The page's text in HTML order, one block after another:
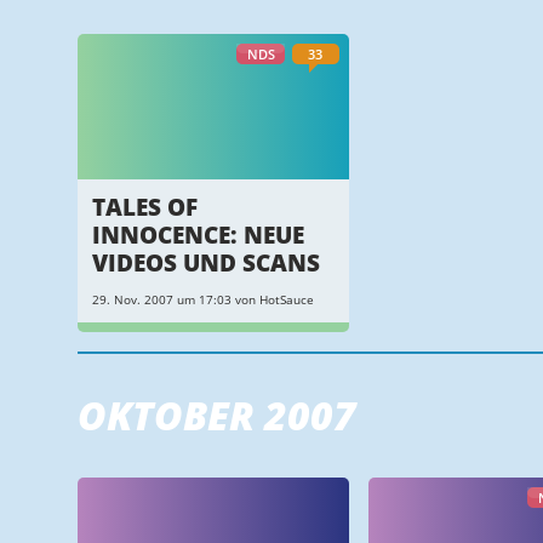
NDS 33
TALES OF
INNOCENCE: NEUE
VIDEOS UND SCANS
29. Nov. 2007 um 17:03 von HotSauce
OKTOBER 2007